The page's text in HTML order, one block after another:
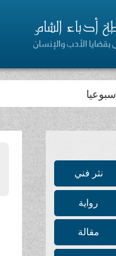
نثر فني
رواية
مقالة